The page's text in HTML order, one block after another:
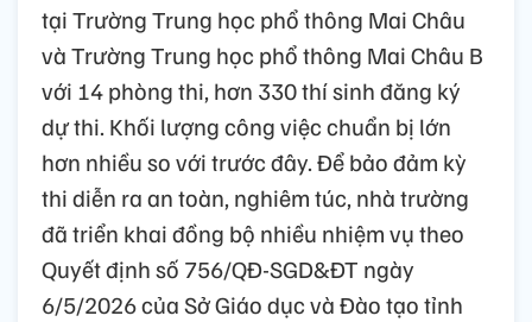
tại Trường Trung học phổ thông Mai Châu
và Trường Trung học phổ thông Mai Châu B
với 14 phòng thi, hơn 330 thí sinh đăng ký
dự thi. Khối lượng công việc chuẩn bị lớn
hơn nhiều so với trước đây. Để bảo đảm kỳ
thi diễn ra an toàn, nghiêm túc, nhà trường
đã triển khai đồng bộ nhiều nhiệm vụ theo
Quyết định số 756/QĐ-SGD&ĐT ngày
6/5/2026 của Sở Giáo dục và Đào tạo tỉnh